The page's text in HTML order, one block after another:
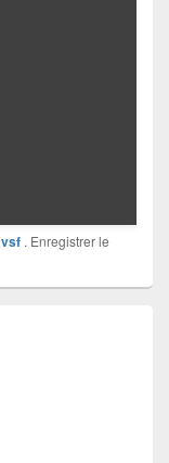
vsf . Enregistrer le